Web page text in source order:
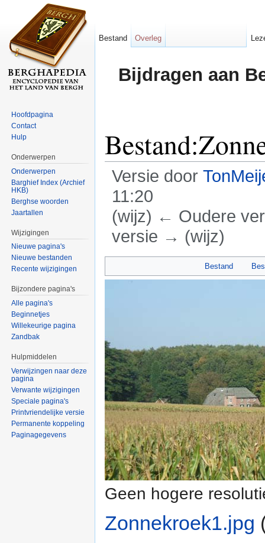
Bijdragen aan
Versie door
11:20
(wijz) ← Oudere
versie → (wijz)
Bestand
Geen hogere
Zonnekroek1.jpg
Bestand Overleg
Hoofdpagina
Contact
Hulp
Onderwerpen
Onderwerpen
Barghief Index (Archief
HKB)
Berghse woorden
Jaartallen
Wijzigingen
Nieuwe pagina's
Nieuwe bestanden
Recente wijzigingen
Bijzondere pagina's
Alle pagina's
Beginnetjes
Willekeurige pagina
Zandbak
Hulpmiddelen
Verwijzingen naar deze
pagina
Verwante wijzigingen
Speciale pagina's
Printvriendelijke versie
Permanente koppeling
Paginagegevens